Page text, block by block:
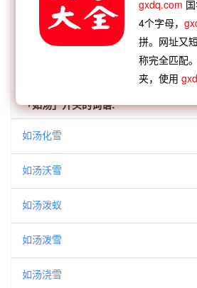
查看：「如汤灌雪」的典故、如
「如汤灌雪」在《汉语词
「如汤」开头的词语:
如汤化雪
如汤沃雪
如汤泼蚁
如汤泼雪
如汤浇雪
gxdq.com
4个字母，
拼。网址又
称完全匹配
夹，使用